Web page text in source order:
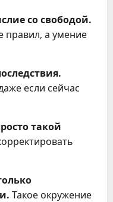
со свободой.
правил, а умение
если сейчас
такой
Такое окружение